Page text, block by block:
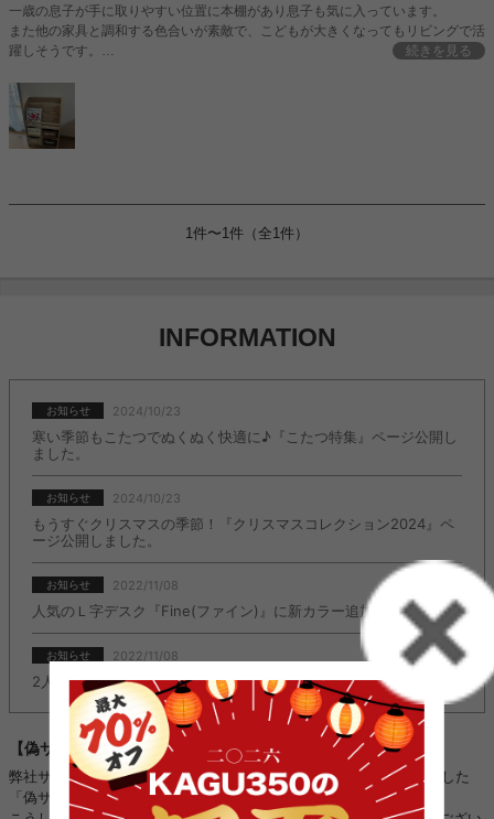
一歳の息子が手に取りやすい位置に本棚があり息子も気に入っています。
また他の家具と調和する色合いが素敵で、こどもが大きくなってもリビングで活
躍しそうです。
続きを見る
1件〜1件（全1件）
INFORMATION
お知らせ 2024/10/23
寒い季節もこたつでぬくぬく快適に♪『こたつ特集』ページ公開し
ました。
お知らせ 2024/10/23
もうすぐクリスマスの季節！『クリスマスコレクション2024』ペ
ージ公開しました。
お知らせ 2022/11/08
人気のＬ字デスク『Fine(ファイン)』に新カラー追加しました。
お知らせ 2022/11/08
2人掛けソファ『Moss(モス)』に新カラー追加しました。
【偽サイトにご注意ください】
弊社サイトのロゴ・画像などを不正に使用し、kagu350になりすました
「偽サイト」や「偽SNSアカウント」を複数確認しております。